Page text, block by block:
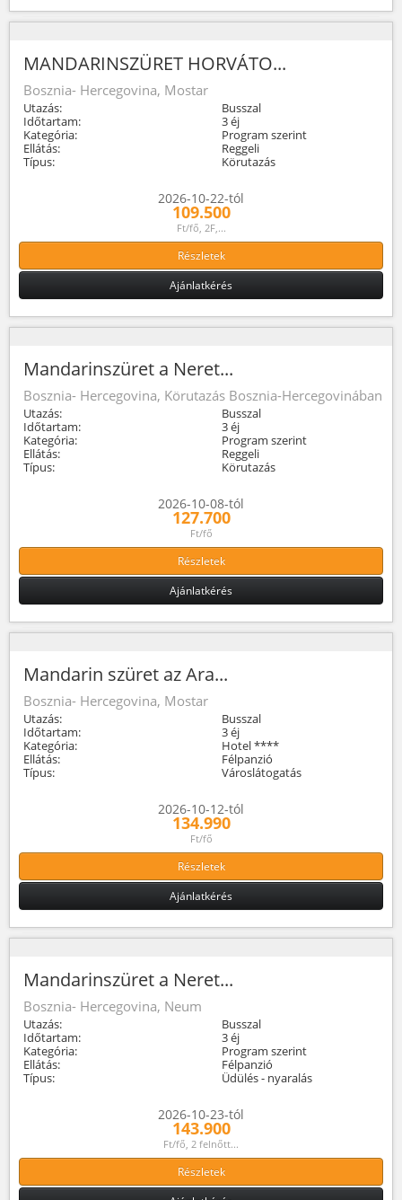
MANDARINSZÜRET HORVÁTO...
Bosznia- Hercegovina, Mostar
Utazás:
Busszal
Időtartam:
3 éj
Kategória:
Program szerint
Ellátás:
Reggeli
Típus:
Körutazás
2026-10-22-tól
109.500
Ft/fő, 2F,...
Részletek
Ajánlatkérés
Mandarinszüret a Neret...
Bosznia- Hercegovina, Körutazás Bosznia-Hercegovinában
Utazás:
Busszal
Időtartam:
3 éj
Kategória:
Program szerint
Ellátás:
Reggeli
Típus:
Körutazás
2026-10-08-tól
127.700
Ft/fő
Részletek
Ajánlatkérés
Mandarin szüret az Ara...
Bosznia- Hercegovina, Mostar
Utazás:
Busszal
Időtartam:
3 éj
Kategória:
Hotel ****
Ellátás:
Félpanzió
Típus:
Városlátogatás
2026-10-12-tól
134.990
Ft/fő
Részletek
Ajánlatkérés
Mandarinszüret a Neret...
Bosznia- Hercegovina, Neum
Utazás:
Busszal
Időtartam:
3 éj
Kategória:
Program szerint
Ellátás:
Félpanzió
Típus:
Üdülés - nyaralás
2026-10-23-tól
143.900
Ft/fő, 2 felnőtt...
Részletek